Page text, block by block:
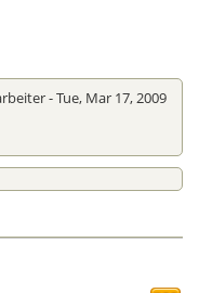
- Tue, Mar 17, 2009